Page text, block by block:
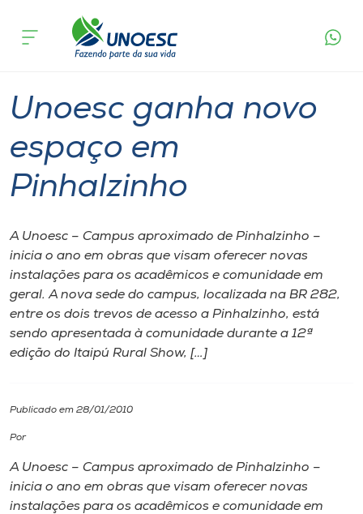
Cursos
Atendimento ao Estudante
Portal de Ensino
A
Unoesc
Internacionalização
Cultura
acontece
Unoesc ganha novo
espaço em
Pinhalzinho
A Unoesc – Campus aproximado de Pinhalzinho –
inicia o ano em obras que visam oferecer novas
instalações para os acadêmicos e comunidade em
geral. A nova sede do campus, localizada na BR 282,
entre os dois trevos de acesso a Pinhalzinho, está
sendo apresentada à comunidade durante a 12ª
edição do Itaipú Rural Show, […]
Publicado em 28/01/2010
Por
A Unoesc – Campus aproximado de Pinhalzinho –
inicia o ano em obras que visam oferecer novas
instalações para os acadêmicos e comunidade em